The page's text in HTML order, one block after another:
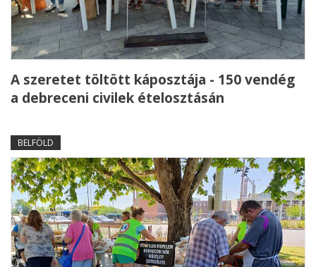
A szeretet töltött káposztája - 150 vendég
a debreceni civilek ételosztásán
BELFÖLD